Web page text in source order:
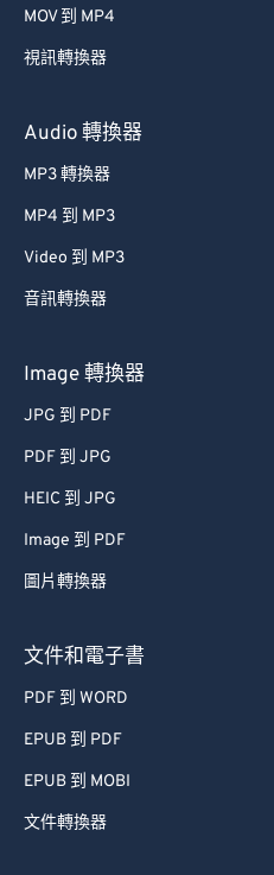
MOV 到 MP4
視訊轉換器
Audio 轉換器
MP3 轉換器
MP4 到 MP3
Video 到 MP3
音訊轉換器
Image 轉換器
JPG 到 PDF
PDF 到 JPG
HEIC 到 JPG
Image 到 PDF
圖片轉換器
文件和電子書
PDF 到 WORD
EPUB 到 PDF
EPUB 到 MOBI
文件轉換器